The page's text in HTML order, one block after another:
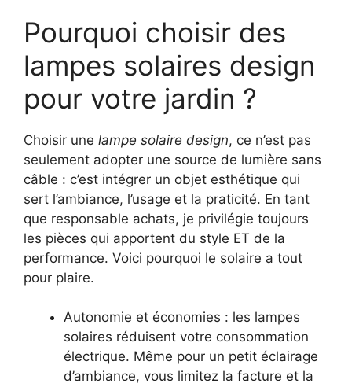
Pourquoi choisir des
lampes solaires design
pour votre jardin ?
Choisir une lampe solaire design, ce n’est pas
seulement adopter une source de lumière sans
câble : c’est intégrer un objet esthétique qui
sert l’ambiance, l’usage et la praticité. En tant
que responsable achats, je privilégie toujours
les pièces qui apportent du style ET de la
performance. Voici pourquoi le solaire a tout
pour plaire.
Autonomie et économies : les lampes
solaires réduisent votre consommation
électrique. Même pour un petit éclairage
d’ambiance, vous limitez la facture et la